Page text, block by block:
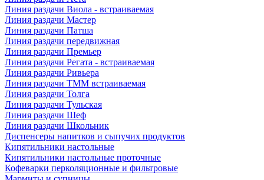
Линия раздачи Виола - встраиваемая
Линия раздачи Мастер
Линия раздачи Патша
Линия раздачи передвижная
Линия раздачи Премьер
Линия раздачи Регата - встраиваемая
Линия раздачи Ривьера
Линия раздачи ТММ встраиваемая
Линия раздачи Толга
Линия раздачи Тульская
Линия раздачи Шеф
Линия раздачи Школьник
Диспенсеры напитков и сыпучих продуктов
Кипятильники настольные
Кипятильники настольные проточные
Кофеварки перколяционные и фильтровые